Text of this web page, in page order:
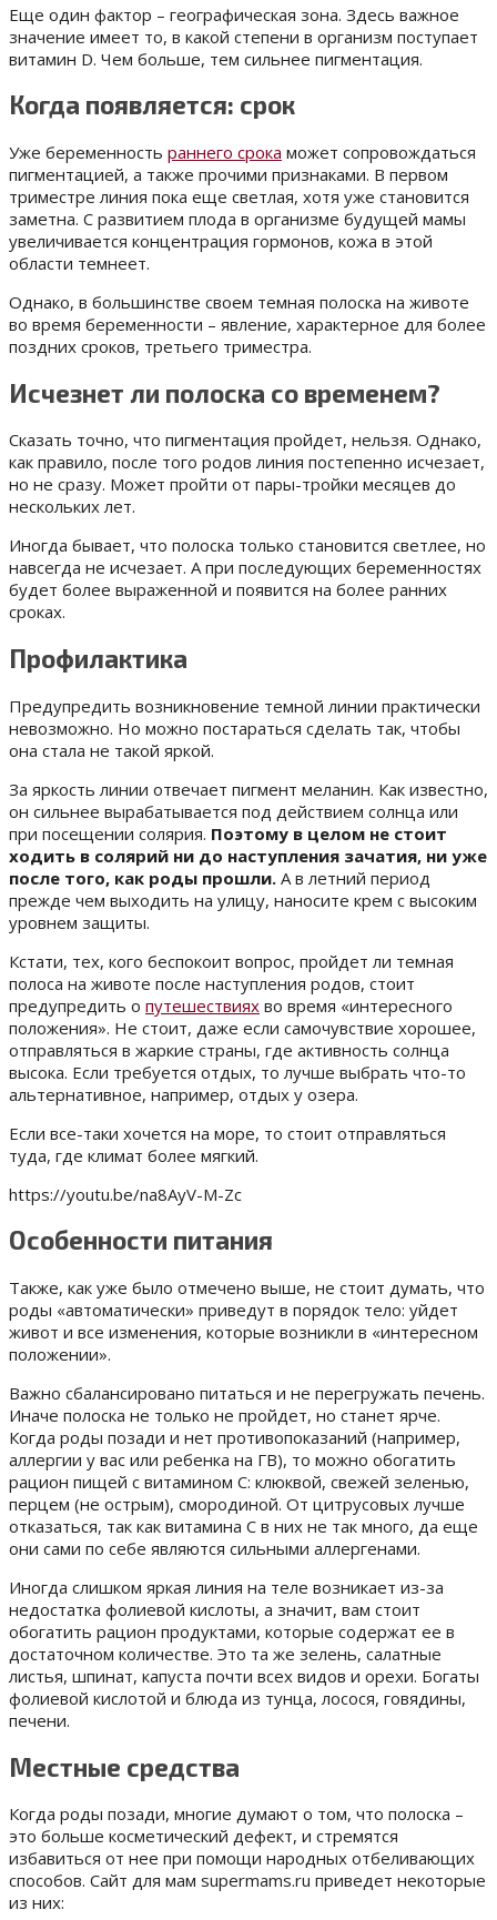
Еще один фактор – географическая зона. Здесь важное
значение имеет то, в какой степени в организм поступает
витамин D. Чем больше, тем сильнее пигментация.
Когда появляется: срок
Уже беременность раннего срока может сопровождаться
пигментацией, а также прочими признаками. В первом
триместре линия пока еще светлая, хотя уже становится
заметна. С развитием плода в организме будущей мамы
увеличивается концентрация гормонов, кожа в этой
области темнеет.
Однако, в большинстве своем темная полоска на животе
во время беременности – явление, характерное для более
поздних сроков, третьего триместра.
Исчезнет ли полоска со временем?
Сказать точно, что пигментация пройдет, нельзя. Однако,
как правило, после того родов линия постепенно исчезает,
но не сразу. Может пройти от пары-тройки месяцев до
нескольких лет.
Иногда бывает, что полоска только становится светлее, но
навсегда не исчезает. А при последующих беременностях
будет более выраженной и появится на более ранних
сроках.
Профилактика
Предупредить возникновение темной линии практически
невозможно. Но можно постараться сделать так, чтобы
она стала не такой яркой.
За яркость линии отвечает пигмент меланин. Как известно,
он сильнее вырабатывается под действием солнца или
при посещении солярия. Поэтому в целом не стоит
ходить в солярий ни до наступления зачатия, ни уже
после того, как роды прошли. А в летний период
прежде чем выходить на улицу, наносите крем с высоким
уровнем защиты.
Кстати, тех, кого беспокоит вопрос, пройдет ли темная
полоса на животе после наступления родов, стоит
предупредить о путешествиях во время «интересного
положения». Не стоит, даже если самочувствие хорошее,
отправляться в жаркие страны, где активность солнца
высока. Если требуется отдых, то лучше выбрать что-то
альтернативное, например, отдых у озера.
Если все-таки хочется на море, то стоит отправляться
туда, где климат более мягкий.
https://youtu.be/na8AyV-M-Zc
Особенности питания
Также, как уже было отмечено выше, не стоит думать, что
роды «автоматически» приведут в порядок тело: уйдет
живот и все изменения, которые возникли в «интересном
положении».
Важно сбалансировано питаться и не перегружать печень.
Иначе полоска не только не пройдет, но станет ярче.
Когда роды позади и нет противопоказаний (например,
аллергии у вас или ребенка на ГВ), то можно обогатить
рацион пищей с витамином С: клюквой, свежей зеленью,
перцем (не острым), смородиной. От цитрусовых лучше
отказаться, так как витамина С в них не так много, да еще
они сами по себе являются сильными аллергенами.
Иногда слишком яркая линия на теле возникает из-за
недостатка фолиевой кислоты, а значит, вам стоит
обогатить рацион продуктами, которые содержат ее в
достаточном количестве. Это та же зелень, салатные
листья, шпинат, капуста почти всех видов и орехи. Богаты
фолиевой кислотой и блюда из тунца, лосося, говядины,
печени.
Местные средства
Когда роды позади, многие думают о том, что полоска –
это больше косметический дефект, и стремятся
избавиться от нее при помощи народных отбеливающих
способов. Сайт для мам supermams.ru приведет некоторые
из них: